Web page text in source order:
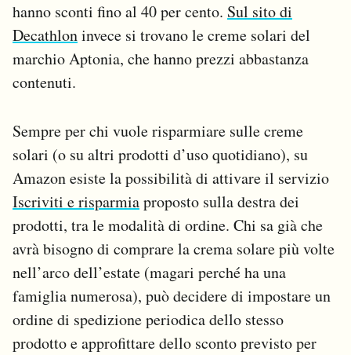
hanno sconti fino al 40 per cento. Sul sito di
Decathloninvece si trovano le creme solari del
marchio Aptonia, che hanno prezzi abbastanza
contenuti.
Sempre per chi vuole risparmiare sulle creme
solari (o su altri prodotti d’uso quotidiano), su
Amazon esiste la possibilità di attivare il servizio
Iscriviti e risparmiaproposto sulla destra dei
prodotti, tra le modalità di ordine. Chi sa già che
avrà bisogno di comprare la crema solare più volte
nell’arco dell’estate (magari perché ha una
famiglia numerosa), può decidere di impostare un
ordine di spedizione periodica dello stesso
prodotto e approfittare dello sconto previsto per